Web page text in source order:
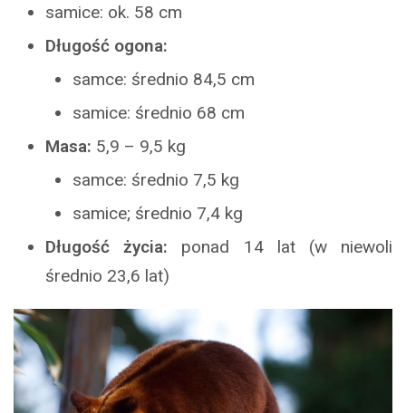
samice: ok. 58 cm
Długość ogona:
samce: średnio 84,5 cm
samice: średnio 68 cm
Masa: 5,9 – 9,5 kg
samce: średnio 7,5 kg
samice; średnio 7,4 kg
Długość życia: ponad 14 lat (w niewoli
średnio 23,6 lat)